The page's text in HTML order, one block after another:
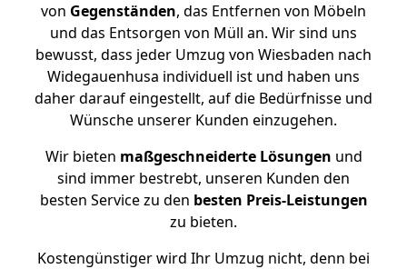
von Gegenständen, das Entfernen von Möbeln
und das Entsorgen von Müll an. Wir sind uns
bewusst, dass jeder Umzug von Wiesbaden nach
Widegauenhusa individuell ist und haben uns
daher darauf eingestellt, auf die Bedürfnisse und
Wünsche unserer Kunden einzugehen.
Wir bieten maßgeschneiderte Lösungen und
sind immer bestrebt, unseren Kunden den
besten Service zu den besten Preis-Leistungen
zu bieten.
Kostengünstiger wird Ihr Umzug nicht, denn bei